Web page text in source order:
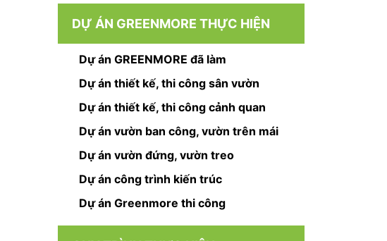
DỰ ÁN GREENMORE THỰC HIỆN
Dự án GREENMORE đã làm
Dự án thiết kế, thi công sân vườn
Dự án thiết kế, thi công cảnh quan
Dự án vườn ban công, vườn trên mái
Dự án vườn đứng, vườn treo
Dự án công trình kiến trúc
Dự án Greenmore thi công